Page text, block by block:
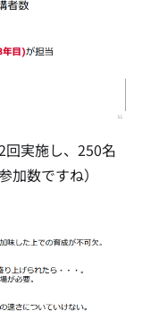
実施し、250名
数ですね）